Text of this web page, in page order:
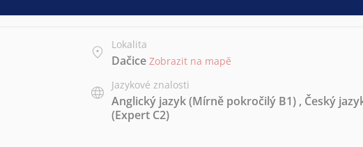
Lokalita
Dačice Zobrazit na mapě
Jazykové znalosti
Anglický jazyk(Mírně pokročilý B1) , Český
(Expert C2)